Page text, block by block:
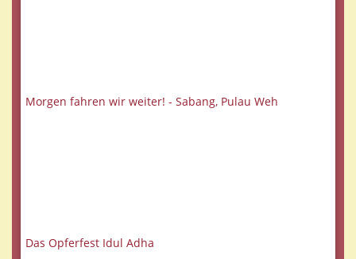
Morgen fahren wir weiter! - Sabang, Pulau Weh
Das Opferfest Idul Adha